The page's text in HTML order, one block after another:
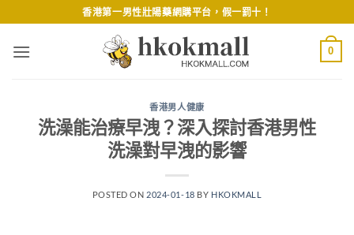
to
content
香港第一男性壯陽藥網購平台，假一罰十！
0
香港男人健康
洗澡能治療早洩？深入探討香港男性
洗澡對早洩的影響
POSTED ON 2024-01-18 BY HKOKMALL